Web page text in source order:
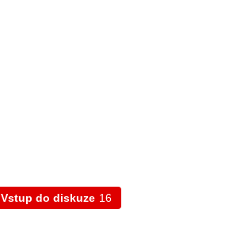
Vstup do diskuze 16